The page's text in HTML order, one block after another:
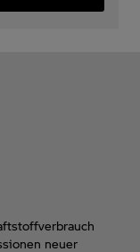
neuer